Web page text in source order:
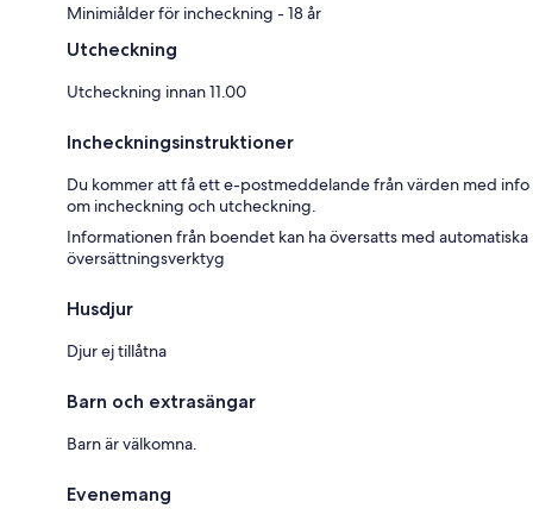
Minimiålder för incheckning - 18 år
Utcheckning
Utcheckning innan 11.00
Incheckningsinstruktioner
Du kommer att få ett e-postmeddelande från värden med info
om incheckning och utcheckning.
Informationen från boendet kan ha översatts med automatiska
översättningsverktyg
Husdjur
Djur ej tillåtna
Barn och extrasängar
Barn är välkomna.
Evenemang